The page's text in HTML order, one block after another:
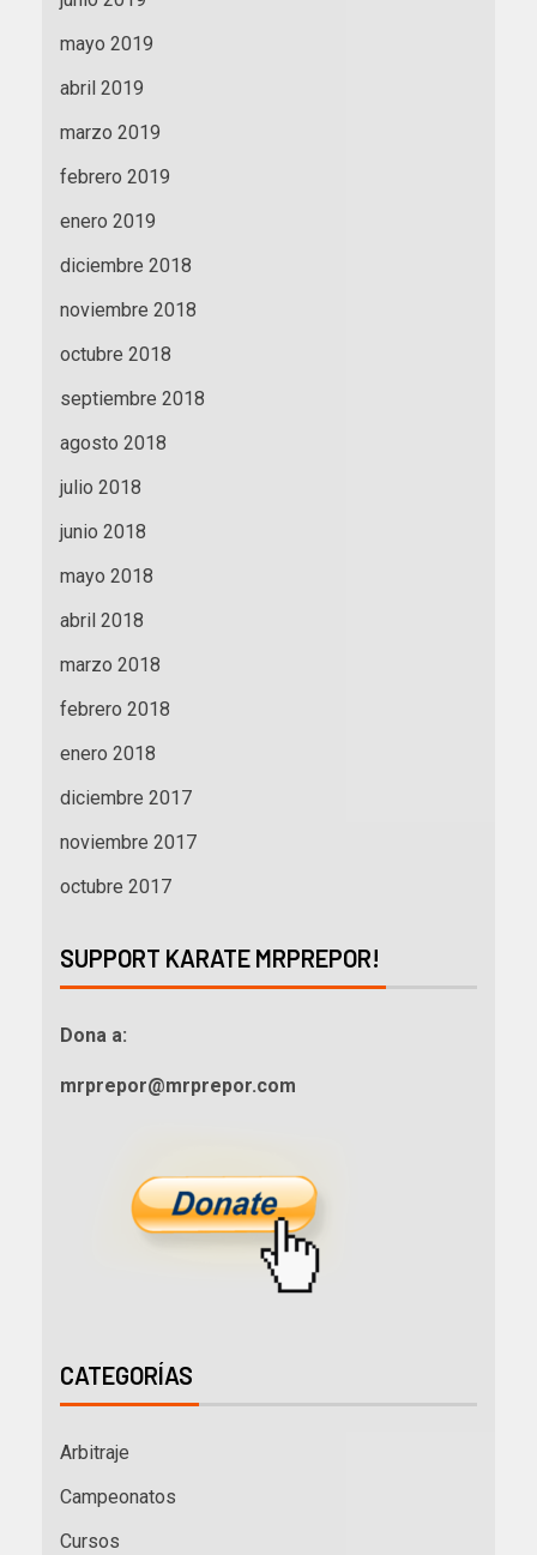
mayo 2019
abril 2019
marzo 2019
febrero 2019
enero 2019
diciembre 2018
noviembre 2018
octubre 2018
septiembre 2018
agosto 2018
julio 2018
junio 2018
mayo 2018
abril 2018
marzo 2018
febrero 2018
enero 2018
diciembre 2017
noviembre 2017
octubre 2017
SUPPORT KARATE MRPREPOR!
Dona a:
mrprepor@mrprepor.com
CATEGORÍAS
Arbitraje
Campeonatos
Cursos